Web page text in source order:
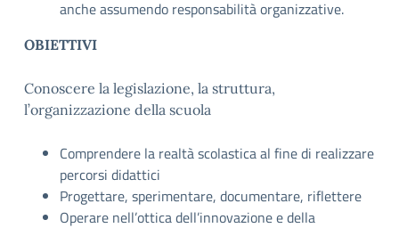
anche assumendo responsabilità organizzative.
OBIETTIVI
Conoscere la legislazione, la struttura,
l’organizzazione della scuola
Comprendere la realtà scolastica al fine di realizzare
percorsi didattici
Progettare, sperimentare, documentare, riflettere
Operare nell’ottica dell’innovazione e della